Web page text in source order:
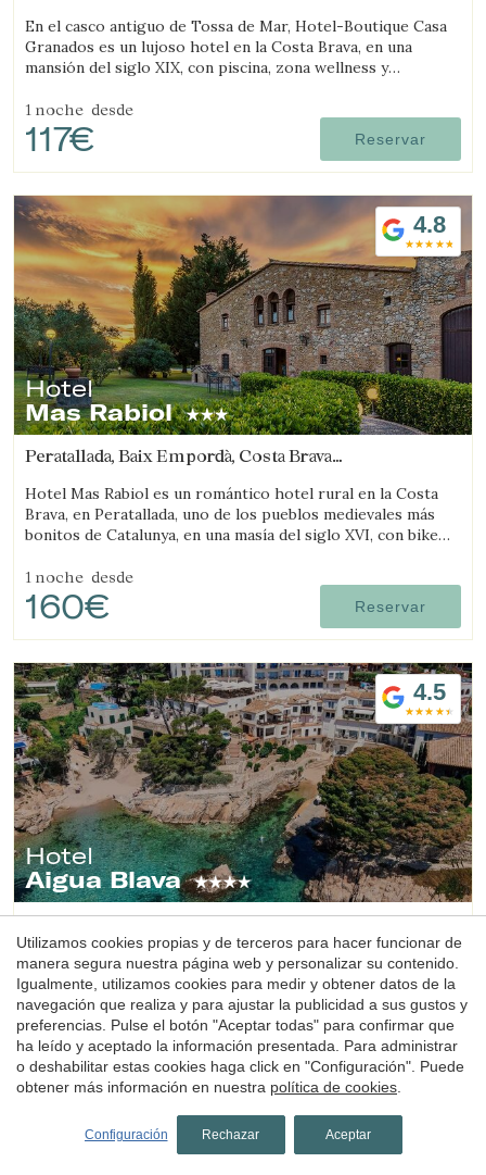
En el casco antiguo de Tossa de Mar, Hotel-Boutique Casa
Granados es un lujoso hotel en la Costa Brava, en una
mansión del siglo XIX, con piscina, zona wellness y
1 noche desde
117€ Reservar
4.8
Hotel
Mas Rabiol
Peratallada, Baix Empordà, Costa Brava
Hotel Mas Rabiol es un romántico hotel rural en la Costa
Brava, en Peratallada, uno de los pueblos medievales más
bonitos de Catalunya, en una masía del siglo XVI, con bike
1 noche desde
160€ Reservar
4.5
Hotel
Aigua Blava
(18.178983718762km de Castell-Platja d'Aro)
Hotel Aigua Blava es hotel de lujo en la Costa Brava, en
Begur, con impresionantes vistas al mar, a pie de calas y
playas cristalinas y con uno de los mejores restaurantes de
la Costa Brava.
1 noche desde
151€ Reservar
Utilizamos cookies propias y de terceros para hacer funcionar de
manera segura nuestra página web y personalizar su contenido.
Igualmente, utilizamos cookies para medir y obtener datos de la
navegación que realiza y para ajustar la publicidad a sus gustos y
preferencias. Pulse el botón "Aceptar todas" para confirmar que
ha leído y aceptado la información presentada. Para administrar
o deshabilitar estas cookies haga click en "Configuración". Puede
obtener más información en nuestra política de cookies
Configuración Rechazar Aceptar
Guardar configuración Aceptar todas